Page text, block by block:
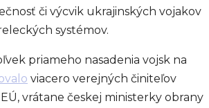
či výcvik ukrajinských vojakov
systémov.
priameho nasadenia vojsk na
viacero verejných činiteľov
vrátane českej ministerky obrany